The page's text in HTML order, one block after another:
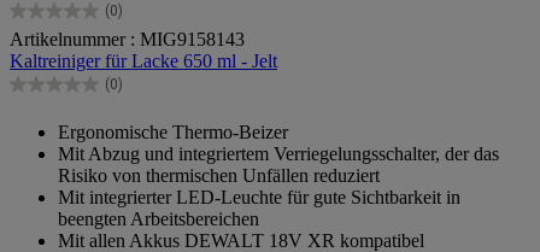
(0)
0.0
von
5
Sternen.
Artikelnummer : MIG9158143
Kaltreiniger für Lacke 650 ml - Jelt
(0)
0.0
Sternen.
Ergonomische Thermo-Beizer
Mit Abzug und integriertem Verriegelungsschalter, der das
Risiko von thermischen Unfällen reduziert
Mit integrierter LED-Leuchte für gute Sichtbarkeit in
beengten Arbeitsbereichen
Mit allen Akkus DEWALT 18V XR kompatibel